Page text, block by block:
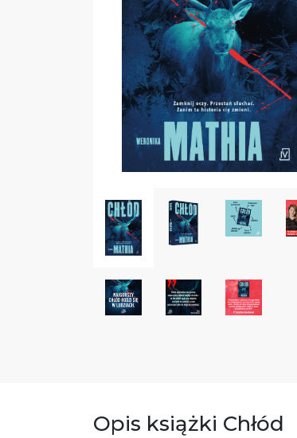
Opis książki Chłód